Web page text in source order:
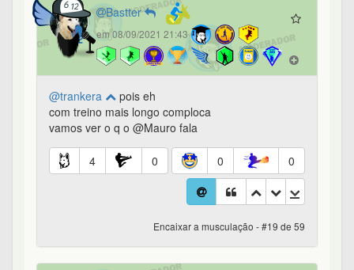
Bastter
em 08/09/2021 21:43
@trankera
pois eh
com treino mais longo comploca
vamos ver o q o @Mauro fala
4 0 0 0
Encaixar a musculação - #19 de 59